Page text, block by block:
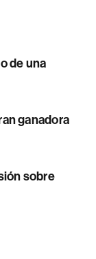
de una
ganadora
sobre